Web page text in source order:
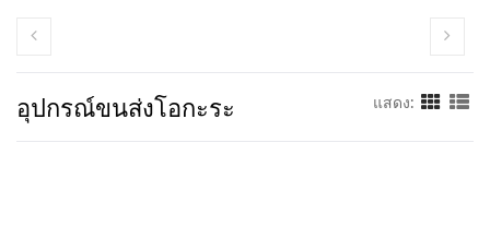
อุปกรณ์ขนส่งโอกะระ แสดง: